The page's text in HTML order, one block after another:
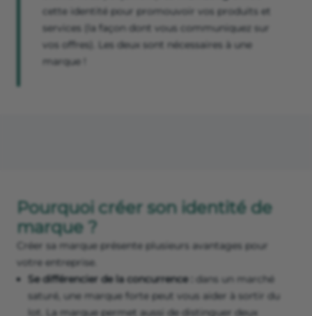
cette identité pour promouvoir vos produits et
services (la façon dont vous communiquez sur
vos offres). Les deux sont nécessaires à une
marque !
Pourquoi créer son identité de
marque ?
Créer sa marque présente plusieurs avantages pour
votre entreprise.
Se différencier de la concurrence :
dans un marché
saturé, une marque forte peut vous aider à sortir du
lot. La marque permet aussi de distinguer deux